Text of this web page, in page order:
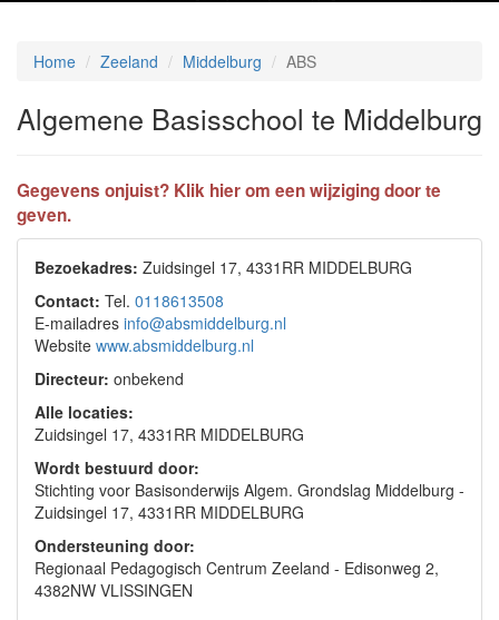
Home Zeeland Middelburg ABS
Algemene Basisschool te Middelburg
Gegevens onjuist? Klik hier om een wijziging door te
geven.
Bezoekadres: Zuidsingel 17, 4331RR MIDDELBURG
Contact: Tel. 0118613508
E-mailadres info@absmiddelburg.nl
Website www.absmiddelburg.nl
Directeur: onbekend
Alle locaties:
Zuidsingel 17, 4331RR MIDDELBURG
Wordt bestuurd door:
Stichting voor Basisonderwijs Algem. Grondslag Middelburg -
Zuidsingel 17, 4331RR MIDDELBURG
Ondersteuning door:
Regionaal Pedagogisch Centrum Zeeland - Edisonweg 2,
4382NW VLISSINGEN